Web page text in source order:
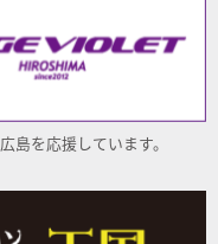
広島を応援しています。